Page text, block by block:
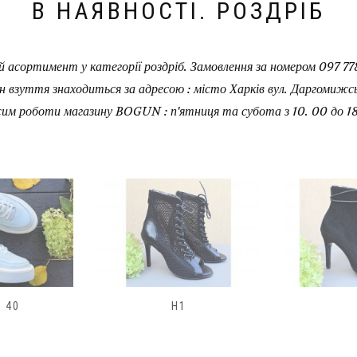
В НАЯВНОСТІ. РОЗДРІБ
асортимент у категорії роздріб. Замовлення за номером 097
взуття знаходиться за адресою : місто Харків вул.
роботи магазину BOGUN : п'ятниця та субота з 10. 00 до
H2